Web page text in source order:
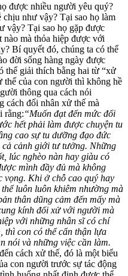
được nhiều người yêu quý?
như vậy? Tại sao họ làm
vậy? Tại sao họ gặp được
mà thỏa hiệp được với
Bí quyết đó, chúng ta có thể
đời sống hàng ngày được
thể giải thích bằng hai từ “xử
thế của con người thì không hề
thông qua cách nói
cách đối nhân xử thế mà
rằng:“Muốn đạt đến mức đối
hết phải làm được chuyện tu
cao sự tu dưỡng đạo đức
cảnh giới tư tưởng. Những
lúc nghèo nàn hay giàu có
mình đầy đủ mà không
vọng. Khi ở chỗ cao quý hay
luôn luôn khiêm nhường mà
thân dũng cảm đến mấy mà
kính đối xử với người mà
với những nhân sĩ có chí
thì con có thể cẩn thận lựa
nói và những việc cần làm.
cách xử thế, đó là một biểu
con người trước sự tác động